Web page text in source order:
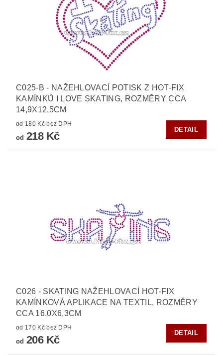
C025-B - NAŽEHLOVACÍ POTISK Z HOT-FIX
KAMÍNKŮ I LOVE SKATING, ROZMĚRY CCA
14,9X12,5CM
od 180 Kč bez DPH
od 218 Kč
DETAIL
C026 - SKATING NAŽEHLOVACÍ HOT-FIX
KAMÍNKOVÁ APLIKACE NA TEXTIL, ROZMĚRY
CCA 16,0X6,3CM
od 170 Kč bez DPH
od 206 Kč
DETAIL